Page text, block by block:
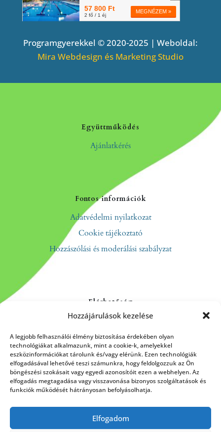
Hozzájárulások kezelése
A legjobb felhasználói élmény biztosítása érdekében olyan
technológiákat alkalmazunk, mint a cookie-k, amelyekkel
eszközinformációkat tárolunk és/vagy elérünk. Ezen technológiák
elfogadásával lehetővé teszi számunkra, hogy feldolgozzuk az Ön
böngészési szokásait vagy egyedi azonosítóit ezen a webhelyen. Az
elfogadás megtagadása vagy visszavonása bizonyos szolgáltatások és
funkciók működését hátrányosan befolyásolhatja.
Elfogadom
Programgyerekkel © 2020-2025 | Weboldal:
Mira Webdesign és Marketing Studio
Együttműködés
Ajánlatkérés
Fontos információk
Adatvédelmi nyilatkozat
Cookie tájékoztató
Hozzászólási és moderálási szabályzat
Elérhetőség
Kapcsolat
Rólunk
HÍRLEVÉL FELIRATKOZÁS